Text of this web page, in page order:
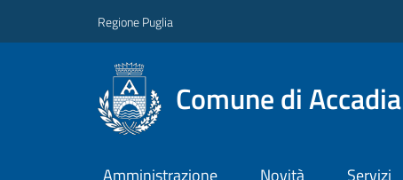
Regione Puglia
Comune di Accadia
Amministrazione Novità Servizi